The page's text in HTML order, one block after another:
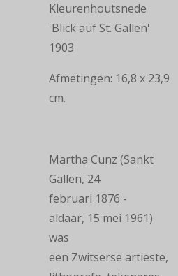
Kleurenhoutsnede
'Blick auf St. Gallen'
1903
Afmetingen: 16,8 x 23,9
cm.
Martha Cunz (Sankt
Gallen, 24
februari 1876 -
aldaar, 15 mei 1961)
was
een Zwitserse artieste,